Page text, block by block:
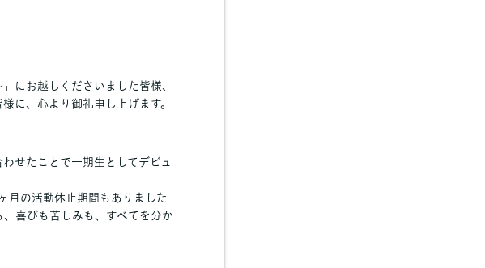
にお越しくださいました皆様、
に、心より御礼申し上げます。
せたことで一期生としてデビュ
月の活動休止期間もありました
喜びも苦しみも、すべてを分か